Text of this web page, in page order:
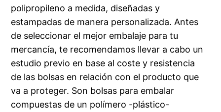
polipropileno a medida, diseñadas y
estampadas de manera personalizada. Antes
de seleccionar el mejor embalaje para tu
mercancía, te recomendamos llevar a cabo un
estudio previo en base al coste y resistencia
de las bolsas en relación con el producto que
va a proteger. Son bolsas para embalar
compuestas de un polímero -plástico-